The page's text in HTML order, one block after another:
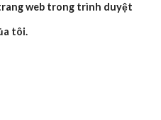
web trong trình duyệt
tôi.